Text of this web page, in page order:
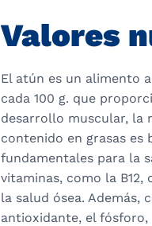
Valores
El atún es un alimento
cada 100 g. que
desarrollo muscular, la
contenido en grasas es
fundamentales para la
vitaminas, como la
la salud ósea. Además,
antioxidante, el